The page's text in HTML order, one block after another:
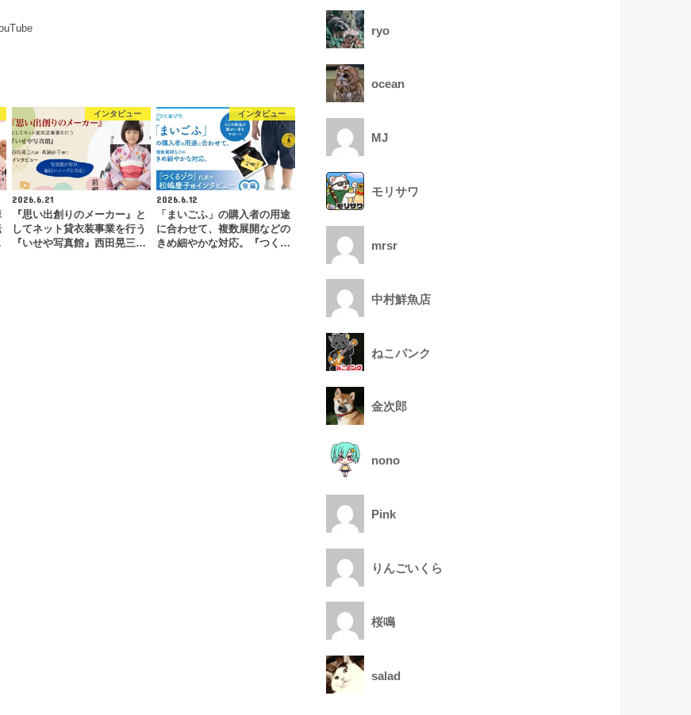
インタビュー
2026.6.21
『思い出創りのメーカー』と
してネット貸衣装事業を行う
『いせや写真館』西田晃三…
インタビュー
2026.6.12
「まいごふ」の購入者の用途
に合わせて、複数展開などの
きめ細やかな対応。『つく…
ryo
ocean
MJ
モリサワ
mrsr
中村鮮魚店
ねこパンク
金次郎
nono
Pink
りんごいくら
桜鳴
salad